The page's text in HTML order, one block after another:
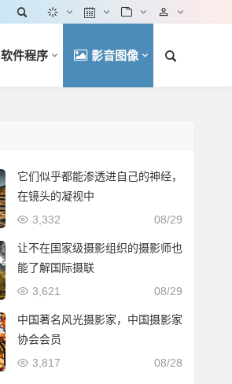
软件程序 影音图像
它们似乎都能渗透进自己的神经，
在镜头的凝视中
08/29
3,332
让不在国家级摄影组织的摄影师也
能了解国际摄联
08/29
3,621
中国著名风光摄影家，中国摄影家
协会会员
08/28
3,817